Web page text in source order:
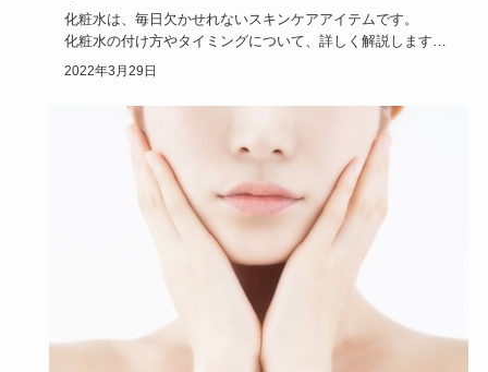
化粧水は、毎日欠かせれないスキンケアアイテムです。
化粧水の付け方やタイミングについて、詳しく解説します。
化粧水の正…
2022年3月29日